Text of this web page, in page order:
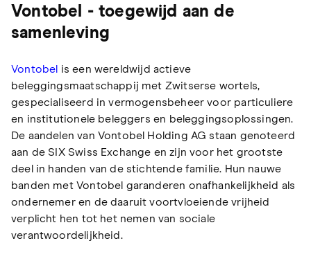
Vontobel - toegewijd aan de
samenleving
Vontobel is een wereldwijd actieve
beleggingsmaatschappij met Zwitserse wortels,
gespecialiseerd in vermogensbeheer voor particuliere
en institutionele beleggers en beleggingsoplossingen.
De aandelen van Vontobel Holding AG staan genoteerd
aan de SIX Swiss Exchange en zijn voor het grootste
deel in handen van de stichtende familie. Hun nauwe
banden met Vontobel garanderen onafhankelijkheid als
ondernemer en de daaruit voortvloeiende vrijheid
verplicht hen tot het nemen van sociale
verantwoordelijkheid.